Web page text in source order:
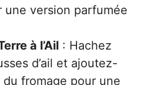
une version parfumée
à l’Ail : Hachez
d’ail et ajoutez-
du fromage pour une